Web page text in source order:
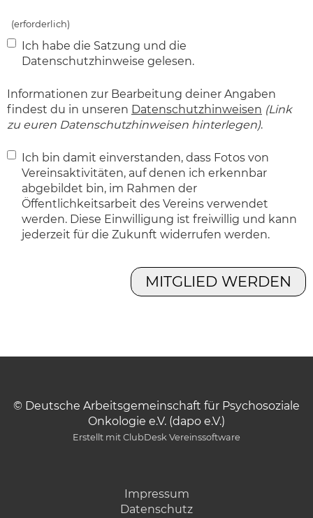
(erforderlich)
Ich habe die Satzung und die
Datenschutzhinweise gelesen.
Informationen zur Bearbeitung deiner Angaben
findest du in unseren Datenschutzhinweisen (Link
zu euren Datenschutzhinweisen hinterlegen).
Ich bin damit einverstanden, dass Fotos von
Vereinsaktivitäten, auf denen ich erkennbar
abgebildet bin, im Rahmen der
Öffentlichkeitsarbeit des Vereins verwendet
werden. Diese Einwilligung ist freiwillig und kann
jederzeit für die Zukunft widerrufen werden.
© Deutsche Arbeitsgemeinschaft für Psychosoziale
Onkologie e.V. (dapo e.V.)
Erstellt mit ClubDesk Vereinssoftware
Impressum
Datenschutz